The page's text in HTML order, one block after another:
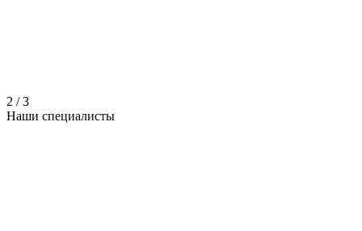
2 /3
Наши специалисты